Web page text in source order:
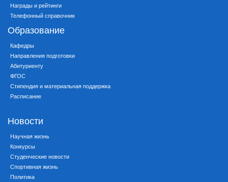
Награды и рейтинги
Телефонный справочник
Образование
Кафедры
Направления подготовки
Абитуриенту
ФГОС
Стипендия и материальная поддержка
Расписание
Новости
Научная жизнь
Конкурсы
Студенческие новости
Спортивная жизнь
Политика